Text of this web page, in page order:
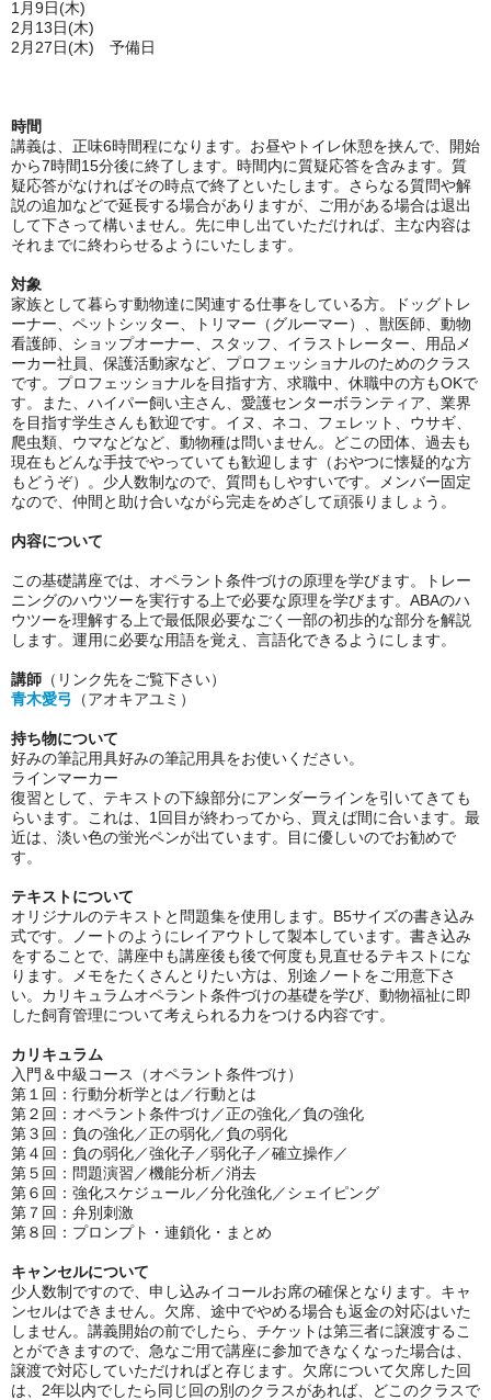
1月9日(木)
2月13日(木)
2月27日(木) 予備日
時間
講義は、正味6時間程になります。 お昼やトイレ休憩を挟んで、開始
から7時間15分後に終了します。時間内に質疑応答を含みます。質
疑応答がなければその時点で終了といたします。さらなる質問や解
説の追加などで延長する場合がありますが、ご用がある場合は退出
して下さって構いません。先に申し出ていただければ、主な内容は
それまでに終わらせるようにいたします。
対象
家族として暮らす動物達に関連する仕事をしている方。ドッグトレ
ーナー、ペットシッター、トリマー（グルーマー）、獣医師、動物
看護師、ショップオーナー、スタッフ、イラストレーター、用品メ
ーカー社員、保護活動家など、プロフェッショナルのためのクラス
です。プロフェッショナルを目指す方、求職中、休職中の方もOKで
す。また、ハイパー飼い主さん、愛護センターボランティア、業界
を目指す学生さんも歓迎です。イヌ、ネコ、フェレット、ウサギ、
爬虫類、ウマなどなど、動物種は問いません。どこの団体、過去も
現在もどんな手技でやっていても歓迎します（おやつに懐疑的な方
もどうぞ）。少人数制なので、質問もしやすいです。メンバー固定
なので、仲間と助け合いながら完走をめざして頑張りましょう。
内容について
この基礎講座では、オペラント条件づけの原理を学びます。トレー
ニングのハウツーを実行する上で必要な原理を学びます。ABAのハ
ウツーを理解する上で最低限必要なごく一部の初歩的な部分を解説
します。運用に必要な用語を覚え、言語化できるようにします。
講師 （リンク先をご覧下さい）
青木愛弓 （アオキアユミ）
持ち物について
好みの筆記用具好みの筆記用具をお使いください。
ラインマーカー
復習として、テキストの下線部分にアンダーラインを引いてきても
らいます。これは、1回目が終わってから、買えば間に合います。最
近は、淡い色の蛍光ペンが出ています。目に優しいのでお勧めで
す。
テキストについて
オリジナルのテキストと問題集を使用します。B5サイズの書き込み
式です。ノートのようにレイアウトして製本しています。書き込み
をすることで、講座中も講座後も後で何度も見直せるテキストにな
ります。メモをたくさんとりたい方は、別途ノートをご用意下さ
い。カリキュラムオペラント条件づけの基礎を学び、動物福祉に即
した飼育管理について考えられる力をつける内容です。
カリキュラム
入門＆中級コース（オペラント条件づけ）
第１回：行動分析学とは／行動とは
第２回：オペラント条件づけ／正の強化／負の強化
第３回：負の強化／正の弱化／負の弱化
第４回：負の弱化／強化子／弱化子／確立操作／
第５回： 問題演習／機能分析／消去
第６回：強化スケジュール／分化強化／シェイピング
第７回：弁別刺激
第８回：プロンプト・連鎖化・まとめ
キャンセルについて
少人数制ですので、申し込みイコールお席の確保となります。キャ
ンセルはできません。欠席、途中でやめる場合も返金の対応はいた
しません。講義開始の前でしたら、チケットは第三者に譲渡するこ
とができますので、急なご用で講座に参加できなくなった場合は、
譲渡で対応していただければと存じます。欠席について欠席した回
は、2年以内でしたら同じ回の別のクラスがあれば、どこのクラスで